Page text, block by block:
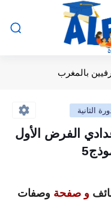
بالمغرب
الثانية
الفرض الأول
و صفحة وصفات